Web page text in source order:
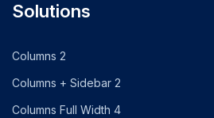
Solutions
2 Columns
2 Columns + Sidebar
4 Columns Full Width